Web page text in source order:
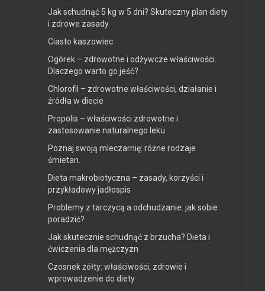
Jak schudnąć 5 kg w 5 dni? Skuteczny plan diety
i zdrowe zasady
Ciasto kaszowiec.
Ogórek – zdrowotne i odżywcze właściwości.
Dlaczego warto go jeść?
Chlorofil – zdrowotne właściwości, działanie i
źródła w diecie
Propolis – właściwości zdrowotne i
zastosowanie naturalnego leku
Poznaj swoją mleczarnię: różne rodzaje
śmietan.
Dieta makrobiotyczna – zasady, korzyści i
przykładowy jadłospis
Problemy z tarczycą a odchudzanie: jak sobie
poradzić?
Jak skutecznie schudnąć z brzucha? Dieta i
ćwiczenia dla mężczyzn
Czosnek żółty: właściwości, zdrowie i
wprowadzenie do diety